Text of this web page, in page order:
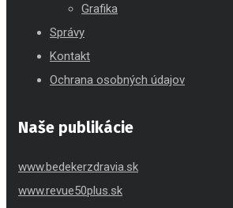
Grafika
Správy
Kontakt
Ochrana osobných údajov
Naše publikácie
www.bedekerzdravia.sk
www.revue50plus.sk